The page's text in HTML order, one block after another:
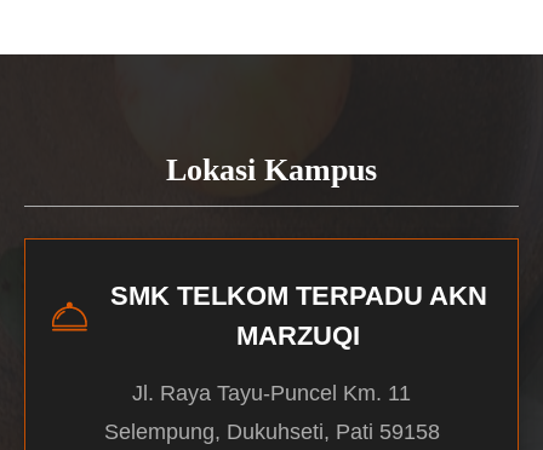
Lokasi Kampus
SMK TELKOM TERPADU AKN
MARZUQI
Jl. Raya Tayu-Puncel Km. 11
Selempung, Dukuhseti, Pati 59158